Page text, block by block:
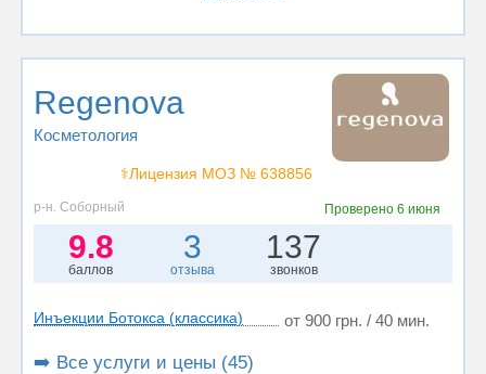
Regenova
Косметология
⚕️Лицензия МОЗ № 638856
р-н. Соборный Проверено6 июня
9.8
баллов
3
отзыва
137
звонков
Инъекции Ботокса (классика) от 900 грн. / 40 мин.
➡️ Все услуги и цены (45)